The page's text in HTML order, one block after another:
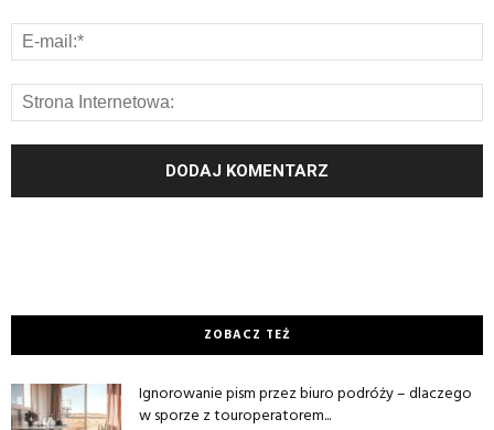
ZOBACZ TEŻ
Ignorowanie pism przez biuro podróży – dlaczego
w sporze z touroperatorem...